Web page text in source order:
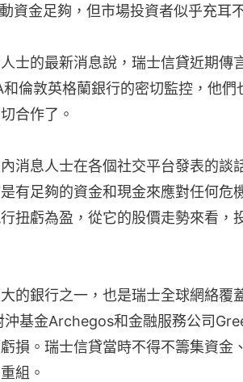
資金足夠，但市場投資者似乎充耳
士的最新消息說，瑞士信貸近期傳
倫敦英格蘭銀行的密切監控，他們
合作了。
消息人士在各個社交平台發表的談
有足夠的資金和現金來應對任何危
扭虧為盈，從它的股價走勢來看，
的銀行之一，也是瑞士全球網絡覆
基金Archegos和金融服務公司
損。瑞士信貸當時不得不籌集資金
組。